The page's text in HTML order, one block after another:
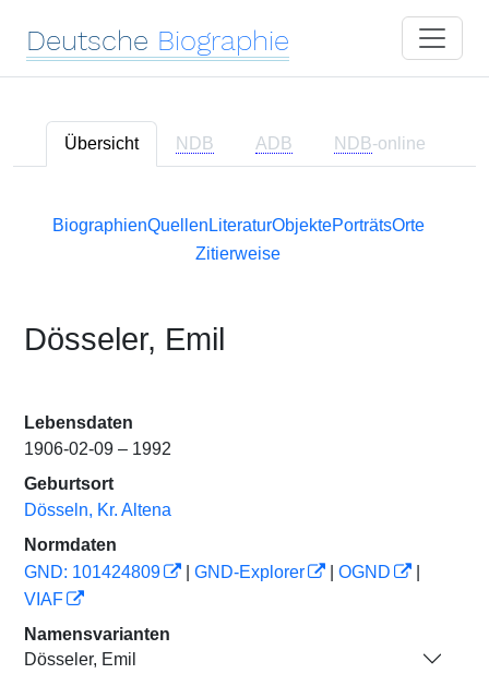
Deutsche Biographie
Übersicht NDB ADB NDB-online
BiographienQuellen LiteraturObjektePorträtsOrte
Zitierweise
Dösseler, Emil
Lebensdaten
1906-02-09 – 1992
Geburtsort
Dösseln, Kr. Altena
Normdaten
GND: 101424809
GND-Explorer OGND
VIAF
Namensvarianten
Dösseler, Emil